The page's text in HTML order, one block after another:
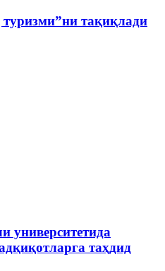
тақиқлади
университетида
таҳдид